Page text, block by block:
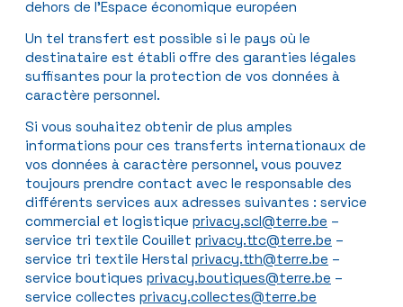
dehors de l’Espace économique européen
Un tel transfert est possible si le pays où le
destinataire est établi offre des garanties légales
suffisantes pour la protection de vos données à
caractère personnel.
Si vous souhaitez obtenir de plus amples
informations pour ces transferts internationaux de
vos données à caractère personnel, vous pouvez
toujours prendre contact avec le responsable des
différents services aux adresses suivantes : service
commercial et logistique privacy.scl@terre.be –
service tri textile Couillet privacy.ttc@terre.be –
service tri textile Herstal privacy.tth@terre.be –
service boutiques privacy.boutiques@terre.be –
service collectes privacy.collectes@terre.be